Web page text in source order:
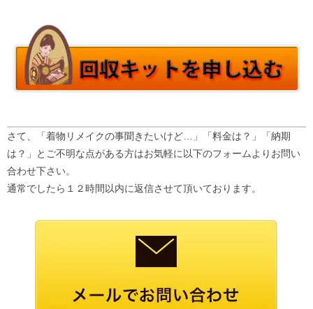
さて、「着物リメイクの事聞きたいけど…」「料金は？」「納期
は？」とご不明な点がある方はお気軽に以下のフォームよりお問い
合わせ下さい。
通常でしたら１２時間以内に返信させて頂いております。